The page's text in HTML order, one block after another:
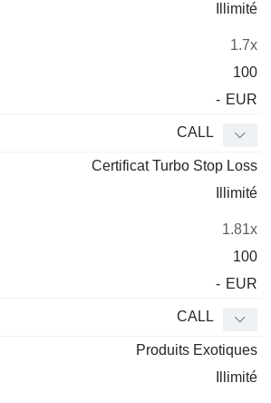
Illimité
1.7x
100
- EUR
CALL
Certificat Turbo Stop Loss
Illimité
1.81x
100
- EUR
CALL
Produits Exotiques
Illimité